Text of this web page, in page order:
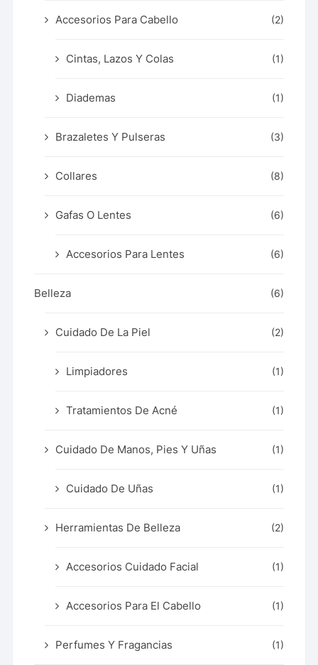
Accesorios Para Cabello (2)
Cintas, Lazos Y Colas (1)
Diademas (1)
Brazaletes Y Pulseras (3)
Collares (8)
Gafas O Lentes (6)
Accesorios Para Lentes (6)
Belleza (6)
Cuidado De La Piel (2)
Limpiadores (1)
Tratamientos De Acné (1)
Cuidado De Manos, Pies Y Uñas (1)
Cuidado De Uñas (1)
Herramientas De Belleza (2)
Accesorios Cuidado Facial (1)
Accesorios Para El Cabello (1)
Perfumes Y Fragancias (1)